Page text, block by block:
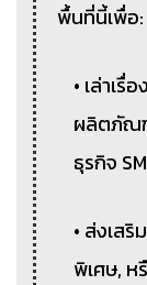
พื้นที่นี้เพื่อ:
• เล่าเ
ผลิตภัณ
ธุรกิจ
• ส่งเส
พิเศษ, ห